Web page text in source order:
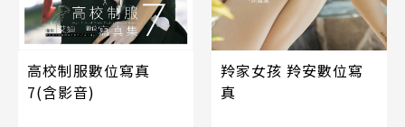
高校制服數位寫真
7(含影音)
羚家女孩 羚安數位寫
真